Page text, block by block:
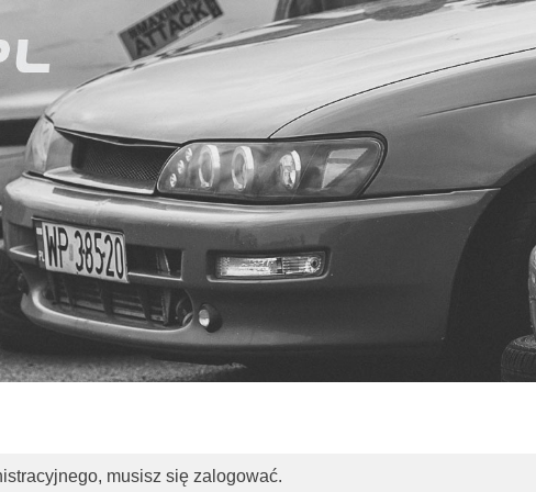
musisz się zalogować.